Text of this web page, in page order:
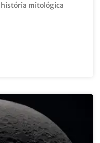
história mitológica